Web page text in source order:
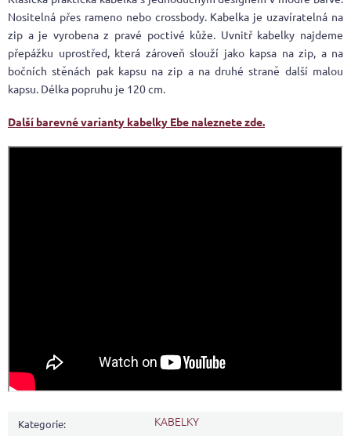
Nositelná přes rameno nebo crossbody. Kabelka je uzavíratelná na
zip a je vyrobena z pravé poctivé kůže. Uvnitř kabelky najdeme
přepážku uprostřed, která zároveň slouží jako kapsa na zip, a na
bočních stěnách pak kapsu na zip a na druhé straně další malou
kapsu. Délka popruhu je 120 cm.
Další barevné varianty kabelky Ebe naleznete zde.
Kategorie: KABELKY